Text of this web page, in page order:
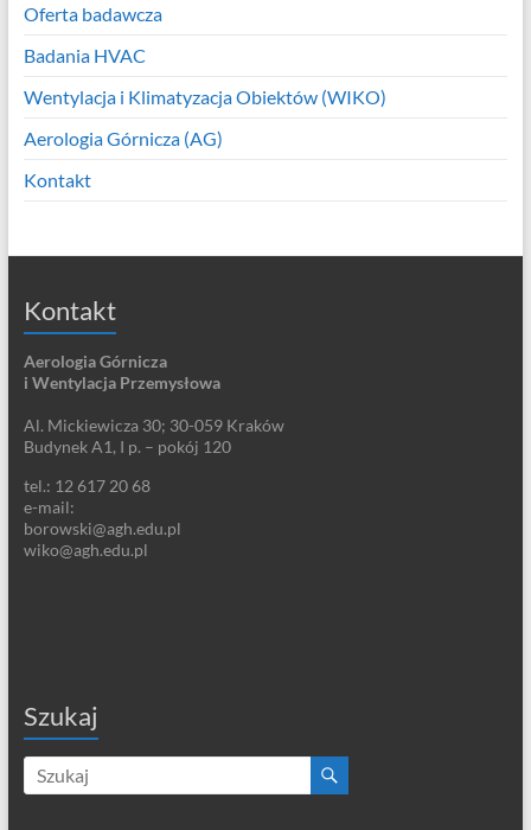
Oferta badawcza
Badania HVAC
Wentylacja i Klimatyzacja Obiektów (WIKO)
Aerologia Górnicza (AG)
Kontakt
Kontakt
Aerologia Górnicza
i Wentylacja Przemysłowa
Al. Mickiewicza 30; 30-059 Kraków
Budynek A1, I p. – pokój 120
tel.: 12 617 20 68
e-mail:
borowski@agh.edu.pl
wiko@agh.edu.pl
Szukaj